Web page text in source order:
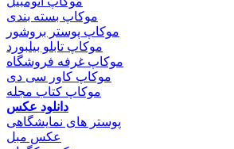
موکاپ بسته بندی
موکاپ پوستر بروشور
موکاپ تابلو بیلبورد
موکاپ غرفه فروشگاه
موکاپ کاور سی دی
موکاپ کتاب مجله
دانلود عکس
پوستر های نمایشگاهی
عکس مبل